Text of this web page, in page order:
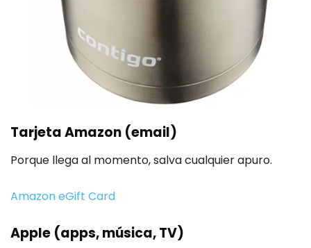
Tarjeta Amazon (email)
Porque llega al momento, salva cualquier apuro.
Amazon eGift Card
Apple (apps, música, TV)